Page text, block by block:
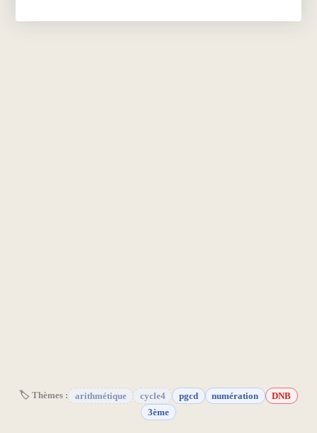
🏷 Thèmes : arithmétique cycle4 pgcd numération
DNB
3ème